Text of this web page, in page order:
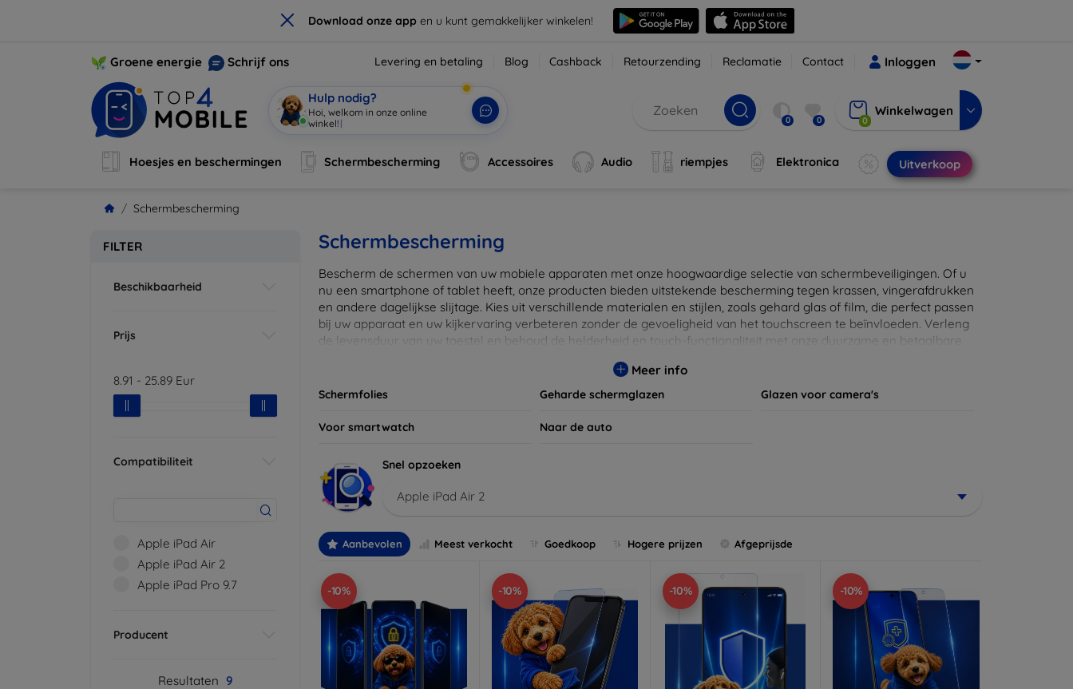
× Download onze app en u kunt gemakkelijker winkelen!
Groene energie Schrijf ons Levering en betaling Blog Cashback Retourzending Reclamatie Contact Inloggen
Hulp nodig?
Hoi, welkom in onze online
winkel! | 0 0 0
Winkelwagen
Hoesjes en beschermingen Schermbescherming Accessoires Audio riempjes Elektronica Uitverkoop
Schermbescherming
FILTER
Beschikbaarheid
Prijs
8.91 - 25.89 Eur
Compatibiliteit
Apple iPad Air
Apple iPad Air 2
Apple iPad Pro 9.7
Producent
Resultaten 9
Schermbescherming
Bescherm de schermen van uw mobiele apparaten met onze hoogwaardige selectie van schermbeveiligingen. Of u
nu een smartphone of tablet heeft, onze producten bieden uitstekende bescherming tegen krassen, vingerafdrukken
en andere dagelijkse slijtage. Kies uit verschillende materialen en stijlen, zoals gehard glas of film, die perfect passen
bij uw apparaat en uw kijkervaring verbeteren zonder de gevoeligheid van het touchscreen te beïnvloeden. Verleng
de levensduur van uw toestel en behoud de helderheid en touch-functionaliteit met onze duurzame en betaalbare
Meer info
Schermfolies Geharde schermglazen Glazen voor camera's
Voor smartwatch Naar de auto
Snel opzoeken
Apple iPad Air 2
Aanbevolen Meest verkocht Goedkoop Hogere prijzen Afgeprijsde
-10% -10% -10% -10%